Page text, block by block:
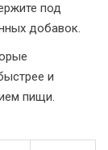
под
добавок.
и
пищи.